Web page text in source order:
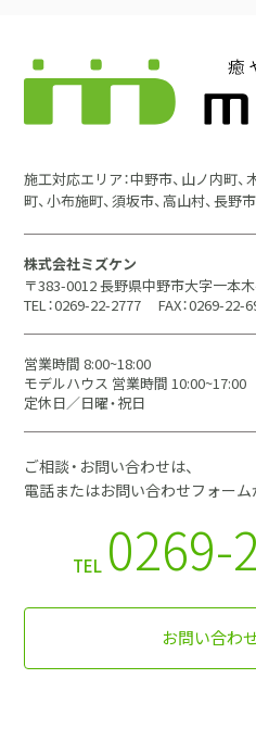
施工対応エリア：中野市、山ノ内町、
町、小布施町、須坂市、高山村、長野市
株式会社ミズケン
〒383-0012 長野県中野市大字一本
TEL：0269-22-2777
FAX：0269-22-
営業時間 8:00~18:00
モデルハウス 営業時間 10:00~17:00
定休日／日曜・祝日
ご相談・お問い合わせは、
電話またはお問い合わせフォーム
TEL 0269-
お問い合わ